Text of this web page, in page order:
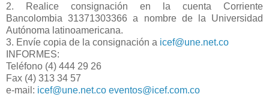
2. Realice consignación en la cuenta Corriente
Bancolombia 31371303366 a nombre de la Universidad
Autónoma latinoamericana.
3. Envíe copia de la consignación a icef@une.net.co
INFORMES:
Teléfono (4) 444 29 26
Fax (4) 313 34 57
e-mail: icef@une.net.co eventos@icef.com.co